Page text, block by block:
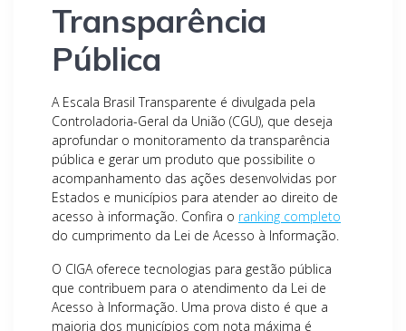
Transparência
Pública
A Escala Brasil Transparente é divulgada pela
Controladoria-Geral da União (CGU), que deseja
aprofundar o monitoramento da transparência
pública e gerar um produto que possibilite o
acompanhamento das ações desenvolvidas por
Estados e municípios para atender ao direito de
acesso à informação. Confira o ranking completo
do cumprimento da Lei de Acesso à Informação.
O CIGA oferece tecnologias para gestão pública
que contribuem para o atendimento da Lei de
Acesso à Informação. Uma prova disto é que a
maioria dos municípios com nota máxima é